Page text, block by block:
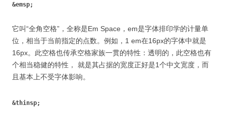
&emsp;
它叫“全角空格”，全称是Em Space，em是字体排印学的计量单
位，相当于当前指定的点数。例如，1 em在16px的字体中就是
16px。此空格也传承空格家族一贯的特性：透明的，此空格也有
个相当稳健的特性， 就是其占据的宽度正好是1个中文宽度，而
且基本上不受字体影响。
&thinsp;